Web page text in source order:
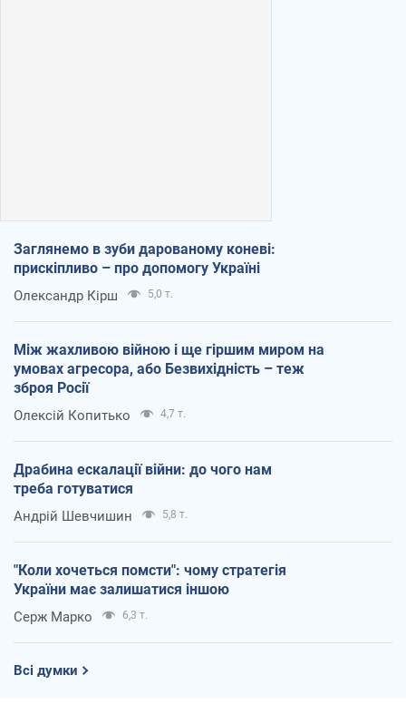
Заглянемо в зуби дарованому коневі:
прискіпливо – про допомогу Україні
Олександр Кірш 5,0 т.
Між жахливою війною і ще гіршим миром на
умовах агресора, або Безвихідність – теж
зброя Росії
Олексій Копитько 4,7 т.
Драбина ескалації війни: до чого нам
треба готуватися
Андрій Шевчишин 5,8 т.
"Коли хочеться помсти": чому стратегія
України має залишатися іншою
Серж Марко 6,3 т.
Всі думки